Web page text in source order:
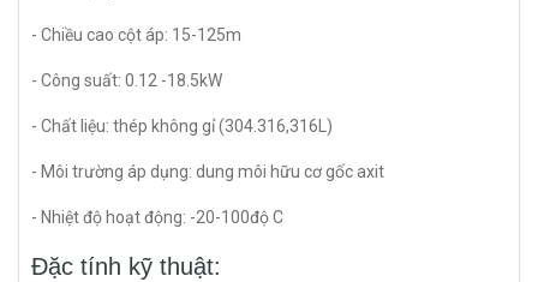
- Chiều cao cột áp: 15-125m
- Công suất: 0.12 -18.5kW
- Chất liệu: thép không gỉ (304.316,316L)
- Môi trường áp dụng: dung môi hữu cơ gốc axit
- Nhiệt độ hoạt động: -20-100độ C
Đặc tính kỹ thuật: